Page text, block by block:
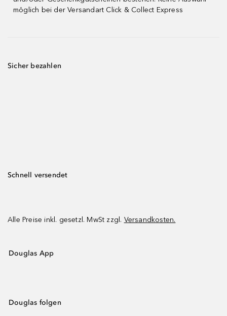
möglich bei der Versandart Click & Collect Express
Sicher bezahlen
Schnell versendet
Alle Preise inkl. gesetzl. MwSt zzgl. Versandkosten.
Douglas App
Douglas folgen